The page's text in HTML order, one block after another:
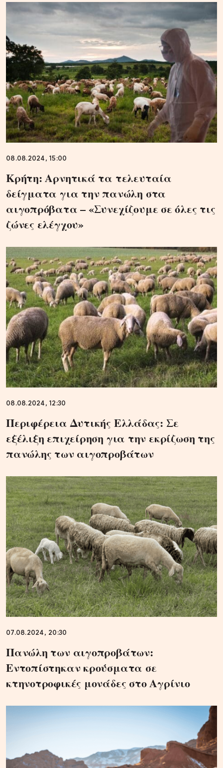
08.08.2024, 15:00
Κρήτη: Αρνητικά τα τελευταία
δείγματα για την πανώλη στα
αιγοπρόβατα – «Συνεχίζουμε σε όλες τις
ζώνες ελέγχου»
08.08.2024, 12:30
Περιφέρεια Δυτικής Ελλάδας: Σε
εξέλιξη επιχείρηση για την εκρίζωση της
πανώλης των αιγοπροβάτων
07.08.2024, 20:30
Πανώλη των αιγοπροβάτων:
Εντοπίστηκαν κρούσματα σε
κτηνοτροφικές μονάδες στο Αγρίνιο